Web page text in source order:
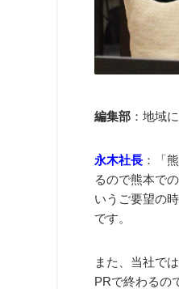
編集部 ：地域
永木社長 ：「
るので熊本で
いうご要望の
です。
また、当社で
PRで終わるの